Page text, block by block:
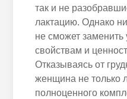
так и не
лактацию. Однако
не сможет заменить
свойствам и
Отказываясь от
женщина не только
полноценного